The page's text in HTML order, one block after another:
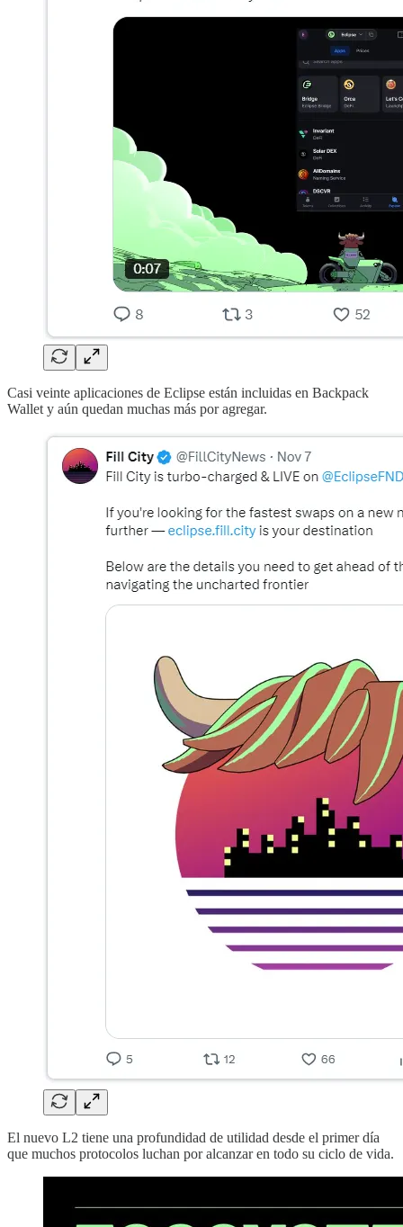
Casi veinte aplicaciones de Eclipse están incluidas en Backpack
Wallet y aún quedan muchas más por agregar.
El nuevo L2 tiene una profundidad de utilidad desde el primer día
que muchos protocolos luchan por alcanzar en todo su ciclo de vida.